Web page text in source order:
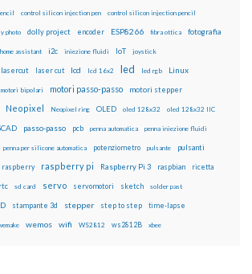
control silicon injection pen control silicon injection pencil
photo dolly project encoder ESP8266 fibra ottica fotografia
home assistant i2c iniezione fluidi IoT joystick
lasercut laser cut lcd lcd 16x2 led led rgb Linux
motori bipolari motori passo-passo motori stepper
Neopixel Neopixel ring OLED oled 128x32 oled 128x32 IIC
passo-passo pcb penna automatica penna iniezione fluidi
penna per silicone automatica potenziometro pulsante pulsanti
raspberry raspberry pi Raspberry Pi 3 raspbian ricetta
rtc sd card servo servomotori sketch solder past
stampante 3d stepper step to step time-lapse
wemos wifi WS2812 ws2812B xbee